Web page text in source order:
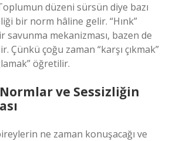
düzeni sürsün diye bazı
bir norm hâline gelir. “Hınk”
savunma mekanizması, bazen de
Çünkü çoğu zaman “karşı çıkmak”
öğretilir.
ve Sessizliğin
ne zaman konuşacağı ve